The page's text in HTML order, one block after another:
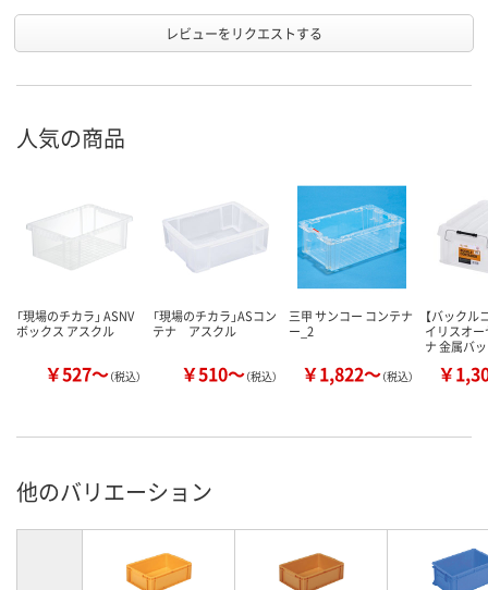
レビューをリクエストする
人気の商品
「現場のチカラ」 ASNV
ボックス アスクル
￥527～（税込）
「現場のチカラ」ASコン
テナ アスクル
￥510～（税込）
三甲 サンコー コンテナ
ー_2
￥1,822～（税込）
【バックル
イリスオ
ナ 金属バ
￥
他のバリエーション